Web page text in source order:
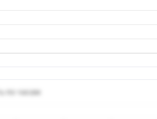
по часам